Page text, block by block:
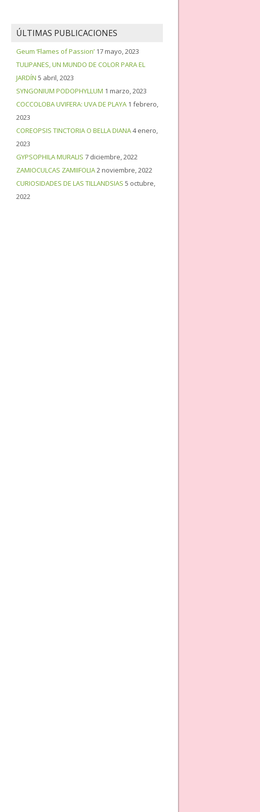
ÚLTIMAS PUBLICACIONES
Geum ‘Flames of Passion’ 17 mayo, 2023
TULIPANES, UN MUNDO DE COLOR PARA EL
JARDÍN 5 abril, 2023
SYNGONIUM PODOPHYLLUM 1 marzo, 2023
COCCOLOBA UVIFERA: UVA DE PLAYA 1 febrero,
2023
COREOPSIS TINCTORIA O BELLA DIANA4 enero,
2023
GYPSOPHILA MURALIS 7 diciembre, 2022
ZAMIOCULCAS ZAMIIFOLIA2 noviembre, 2022
CURIOSIDADES DE LAS TILLANDSIAS 5 octubre,
2022